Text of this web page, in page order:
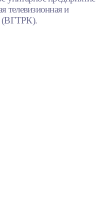
телевизионная и
(ВГТРК).